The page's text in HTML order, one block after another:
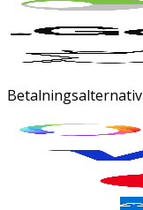
Betalningsalternativ